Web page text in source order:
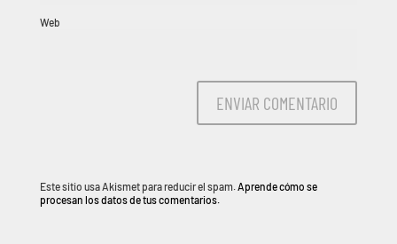
Web
Este sitio usa Akismet para reducir el spam.Aprende cómo se
procesan los datos de tus comentarios.